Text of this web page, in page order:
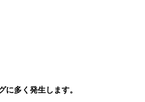
多く発生します。